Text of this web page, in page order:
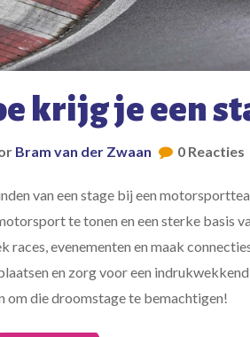
krijg je een
Bram van der Zwaan 0 Reacties
van een stage bij een
te tonen en een sterke basis
races, evenementen en maak
en zorg voor een
om die droomstage te bemachtigen!